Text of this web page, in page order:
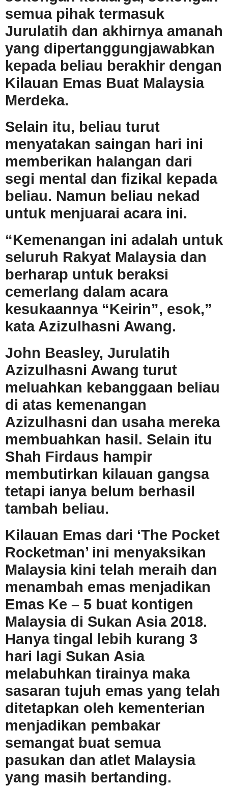
semua pihak termasuk
Jurulatih dan akhirnya amanah
yang dipertanggungjawabkan
kepada beliau berakhir dengan
Kilauan Emas Buat Malaysia
Merdeka.
Selain itu, beliau turut
menyatakan saingan hari ini
memberikan halangan dari
segi mental dan fizikal kepada
beliau. Namun beliau nekad
untuk menjuarai acara ini.
“Kemenangan ini adalah untuk
seluruh Rakyat Malaysia dan
berharap untuk beraksi
cemerlang dalam acara
kesukaannya “Keirin”, esok,”
kata Azizulhasni Awang.
John Beasley, Jurulatih
Azizulhasni Awang turut
meluahkan kebanggaan beliau
di atas kemenangan
Azizulhasni dan usaha mereka
membuahkan hasil. Selain itu
Shah Firdaus hampir
membutirkan kilauan gangsa
tetapi ianya belum berhasil
tambah beliau.
Kilauan Emas dari ‘The Pocket
Rocketman’ ini menyaksikan
Malaysia kini telah meraih dan
menambah emas menjadikan
Emas Ke – 5 buat kontigen
Malaysia di Sukan Asia 2018.
Hanya tingal lebih kurang 3
hari lagi Sukan Asia
melabuhkan tirainya maka
sasaran tujuh emas yang telah
ditetapkan oleh kementerian
menjadikan pembakar
semangat buat semua
pasukan dan atlet Malaysia
yang masih bertanding.